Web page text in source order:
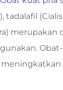
tadalafil
merupakan